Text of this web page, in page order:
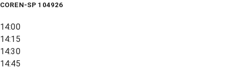
COREN-SP 104926
14:00
14:15
14:30
14:45